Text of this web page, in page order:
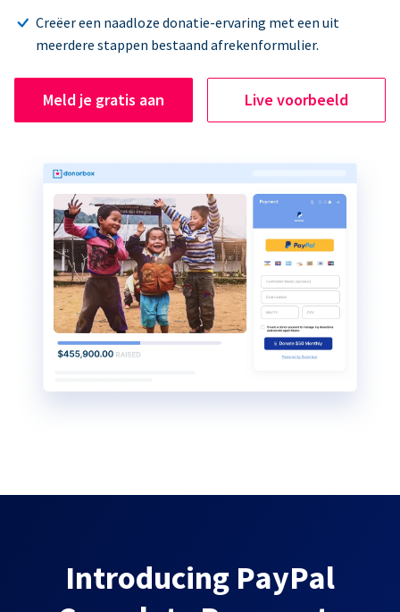
Creëer een naadloze donatie-ervaring met een uit
meerdere stappen bestaand afrekenformulier.
Meld je gratis aan Live voorbeeld
Introducing PayPal